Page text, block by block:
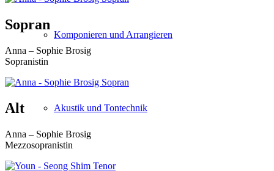
Komponieren und Arrangieren
Akustik und Tontechnik
Sopran
Anna – Sophie Brosig
Sopranistin
Alt
Anna – Sophie Brosig
Mezzosopranistin